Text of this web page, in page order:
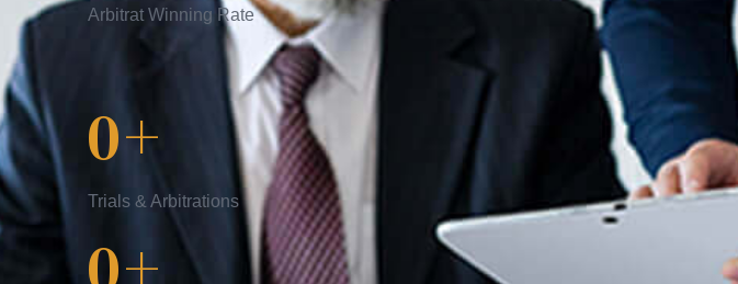
Arbitrat Winning Rate
0+
Trials & Arbitrations